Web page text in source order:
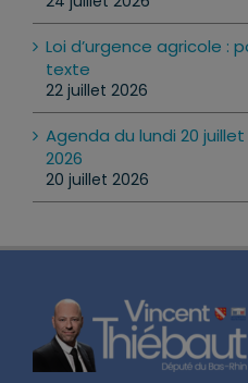
Loi d’urgence agricole :
texte
22 juillet 2026
Agenda du lundi 20
2026
20 juillet 2026